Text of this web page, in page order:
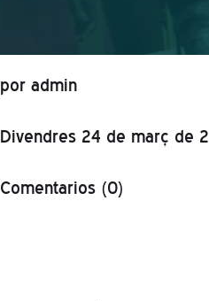
poradmin
Divendres 24 de març de
Comentarios (0)